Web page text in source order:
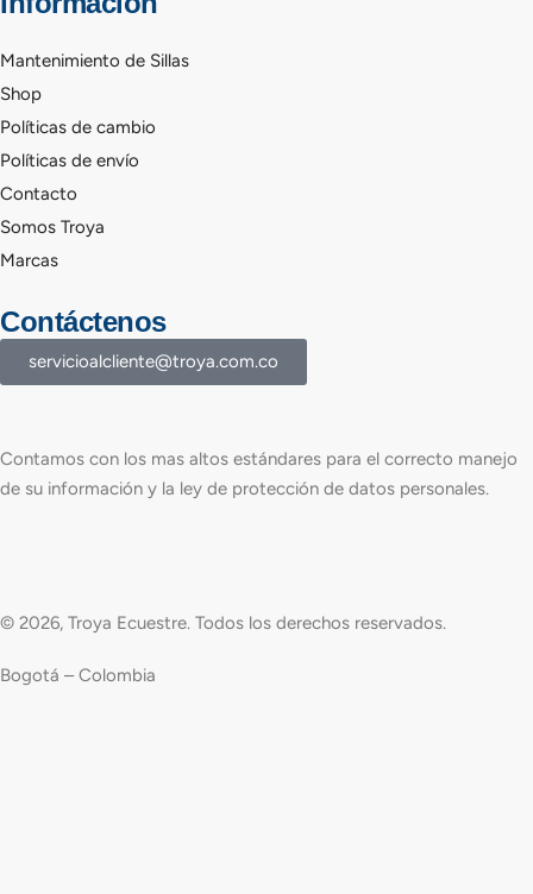
Mantenimiento de Sillas
Shop
Políticas de cambio
Políticas de envío
Contacto
Somos Troya
Marcas
Contáctenos
servicioalcliente@troya.com.co
Contamos con los mas altos estándares para el correcto manejo
de su información y la ley de protección de datos personales.
© 2026, Troya Ecuestre. Todos los derechos reservados.
Bogotá – Colombia